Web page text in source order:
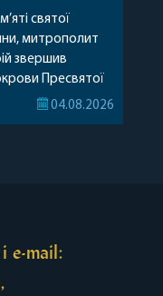
святої
митрополит
звершив
Пресвятої
благочиння.
04.08.2026
e-mail: